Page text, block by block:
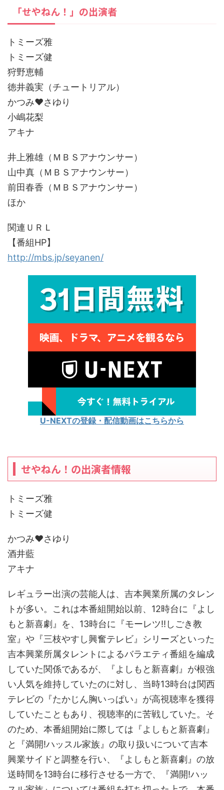
「せやねん！」の出演者
トミーズ雅
トミーズ健
狩野恵輔
徳井義実（チュートリアル）
かつみ♥さゆり
小嶋花梨
アキナ
井上雅雄（ＭＢＳアナウンサー）
山中真（ＭＢＳアナウンサー）
前田春香（ＭＢＳアナウンサー）
ほか
関連ＵＲＬ
【番組HP】
http://mbs.jp/seyanen/
U-NEXTの登録・配信動画はこちらから
せやねん！の出演者情報
トミーズ雅
トミーズ健
かつみ♥さゆり
酒井藍
アキナ
レギュラー出演の芸能人は、吉本興業所属のタレン
トが多い。これは本番組開始以前、12時台に『よし
もと新喜劇』を、13時台に『モーレツ!!しごき教
室』や『三枝やすし興奮テレビ』シリーズといった
吉本興業所属タレントによるバラエティ番組を編成
していた関係であるが、『よしもと新喜劇』が根強
い人気を維持していたのに対し、当時13時台は関西
テレビの『たかじん胸いっぱい』が高視聴率を獲得
していたこともあり、視聴率的に苦戦していた。そ
のため、本番組開始に際しては『よしもと新喜劇』
と『満開!ハッスル家族』の取り扱いについて吉本
興業サイドと調整を行い、『よしもと新喜劇』の放
送時間を13時台に移行させる一方で、『満開!ハッ